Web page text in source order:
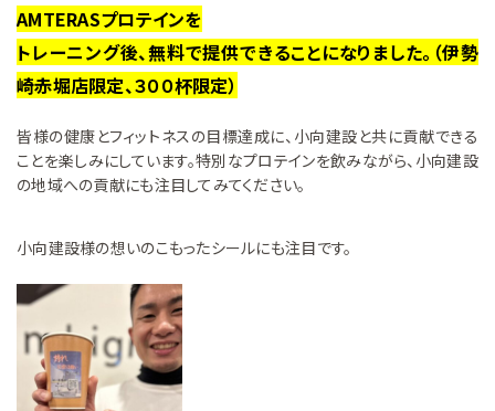
AMTERASプロテインを
トレーニング後、無料で提供できることになりました。（伊勢
崎赤堀店限定、３００杯限定）
皆様の健康とフィットネスの目標達成に、小向建設と共に貢献できる
ことを楽しみにしています。特別なプロテインを飲みながら、小向建設
の地域への貢献にも注目してみてください。
小向建設様の想いのこもったシールにも注目です。